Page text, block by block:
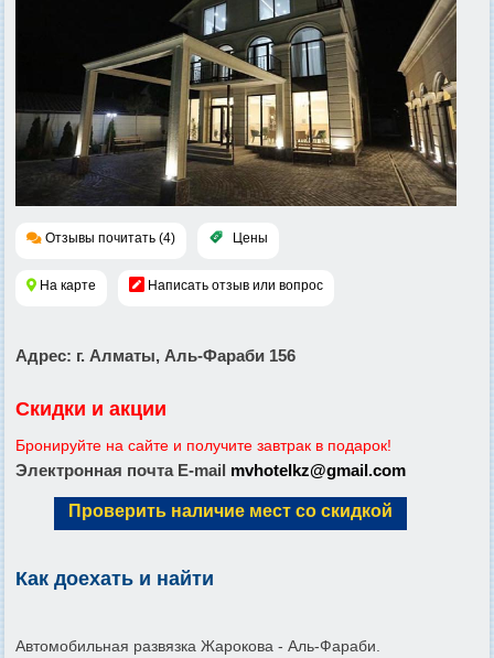
Отзывы почитать (4) Цены
На карте Написать отзыв или вопрос
Адрес: г. Алматы, Аль-Фараби 156
Скидки и акции
Бронируйте на сайте и получите завтрак в подарок!
Электронная почта E-mail mvhotelkz@gmail.com
Проверить наличие мест со скидкой
Как доехать и найти
Автомобильная развязка Жарокова - Аль-Фараби.